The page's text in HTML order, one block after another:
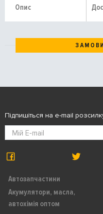
Опис
Автозапчастини
Акумулятори, масла,
автохімія оптом
Підпишіться на e-mail